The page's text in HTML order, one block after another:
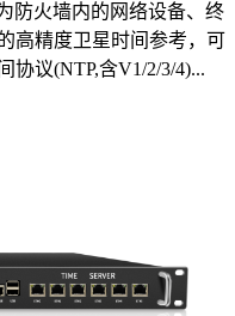
防火墙内的网络设备、终
高精度卫星时间参考，可
协议(NTP,含V1/2/3/4)...